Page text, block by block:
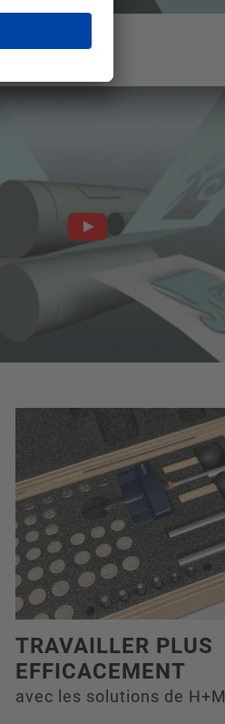
TRAVAILLER PLUS
EFFICACEMENT
avec les solutions de H+M